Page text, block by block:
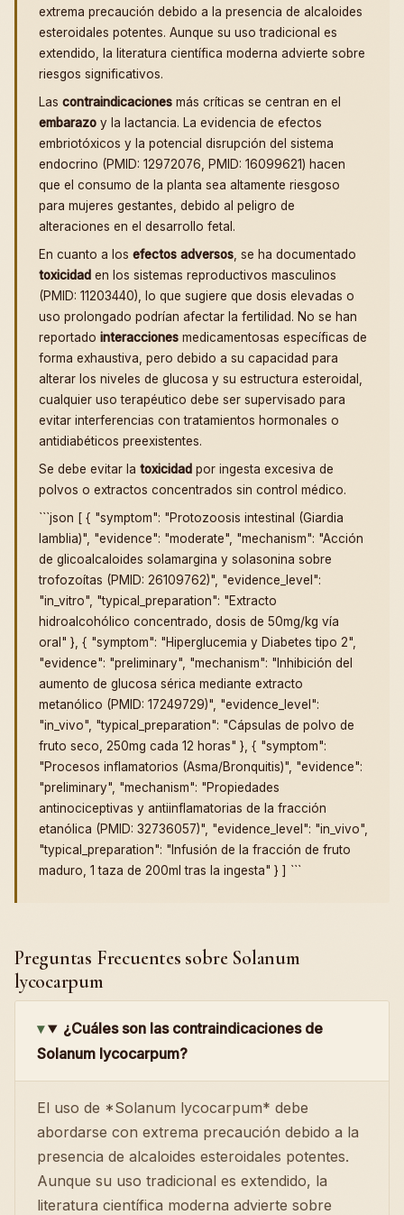
extrema precaución debido a la presencia de alcaloides
esteroidales potentes. Aunque su uso tradicional es
extendido, la literatura científica moderna advierte sobre
riesgos significativos.
Las contraindicaciones más críticas se centran en el
embarazo y la lactancia. La evidencia de efectos
embriotóxicos y la potencial disrupción del sistema
endocrino (PMID: 12972076, PMID: 16099621) hacen
que el consumo de la planta sea altamente riesgoso
para mujeres gestantes, debido al peligro de
alteraciones en el desarrollo fetal.
En cuanto a los efectos adversos, se ha documentado
toxicidad en los sistemas reproductivos masculinos
(PMID: 11203440), lo que sugiere que dosis elevadas o
uso prolongado podrían afectar la fertilidad. No se han
reportado interacciones medicamentosas específicas de
forma exhaustiva, pero debido a su capacidad para
alterar los niveles de glucosa y su estructura esteroidal,
cualquier uso terapéutico debe ser supervisado para
evitar interferencias con tratamientos hormonales o
antidiabéticos preexistentes.
Se debe evitar la toxicidad por ingesta excesiva de
polvos o extractos concentrados sin control médico.
```json [ { "symptom": "Protozoosis intestinal (Giardia
lamblia)", "evidence": "moderate", "mechanism": "Acción
de glicoalcaloides solamargina y solasonina sobre
trofozoítas (PMID: 26109762)", "evidence_level":
"in_vitro", "typical_preparation": "Extracto
hidroalcohólico concentrado, dosis de 50mg/kg vía
oral" }, { "symptom": "Hiperglucemia y Diabetes tipo 2",
"evidence": "preliminary", "mechanism": "Inhibición del
aumento de glucosa sérica mediante extracto
metanólico (PMID: 17249729)", "evidence_level":
"in_vivo", "typical_preparation": "Cápsulas de polvo de
fruto seco, 250mg cada 12 horas" }, { "symptom":
"Procesos inflamatorios (Asma/Bronquitis)", "evidence":
"preliminary", "mechanism": "Propiedades
antinociceptivas y antiinflamatorias de la fracción
etanólica (PMID: 32736057)", "evidence_level": "in_vivo",
"typical_preparation": "Infusión de la fracción de fruto
maduro, 1 taza de 200ml tras la ingesta" } ] ```
Preguntas Frecuentes sobre Solanum
lycocarpum
¿Cuáles son las contraindicaciones de
Solanum lycocarpum?
El uso de *Solanum lycocarpum* debe
abordarse con extrema precaución debido a la
presencia de alcaloides esteroidales potentes.
Aunque su uso tradicional es extendido, la
literatura científica moderna advierte sobre